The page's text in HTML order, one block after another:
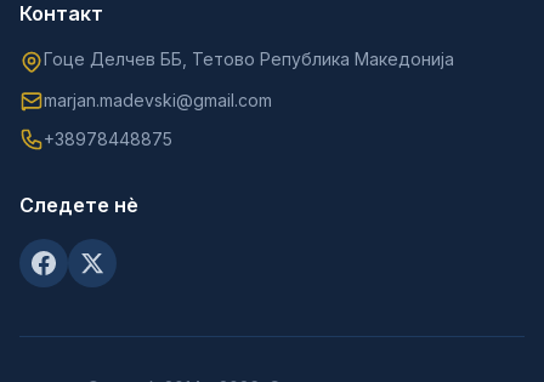
Контакт
Гоце Делчев ББ, Тетово Република Македонија
marjan.madevski@gmail.com
+38978448875
Следете нè